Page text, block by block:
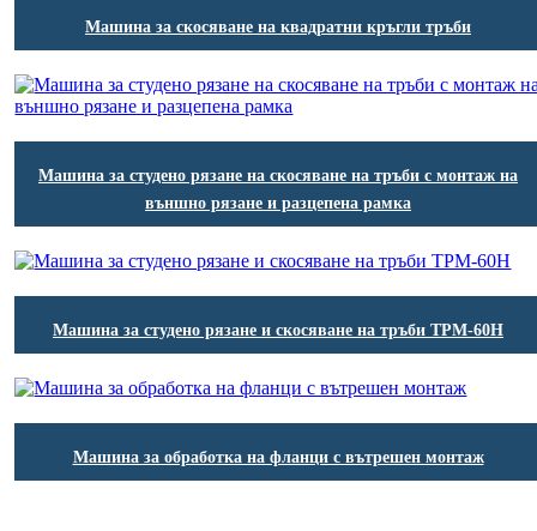
Машина за скосяване на квадратни кръгли тръби
Машина за студено рязане на скосяване на тръби с монтаж на
външно рязане и разцепена рамка
Машина за студено рязане и скосяване на тръби TPM-60H
Машина за обработка на фланци с вътрешен монтаж